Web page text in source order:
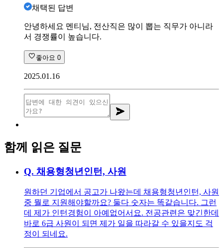
채택된 답변
안녕하세요 멘티님, 전산직은 많이 뽑는 직무가 아니라
서 경쟁률이 높습니다.
좋아요 0
2025.01.16
함께 읽은 질문
Q. 채용형청년인턴, 사원
원하던 기업에서 공고가 나왔는데 채용형청년인턴, 사원
중 뭘로 지원해야할까요? 둘다 숫자는 똑같습니다. 그런
데 제가 인턴경험이 아예없어서요. 전공관련은 맞긴한데
바로 6급 사원이 되면 제가 일을 따라갈 수 있을지도 걱
정이 되네요.